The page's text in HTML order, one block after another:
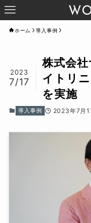
ホーム 導入事例
株式会
イトリ
を実施
2023
7/17
導入事例 2023年7月